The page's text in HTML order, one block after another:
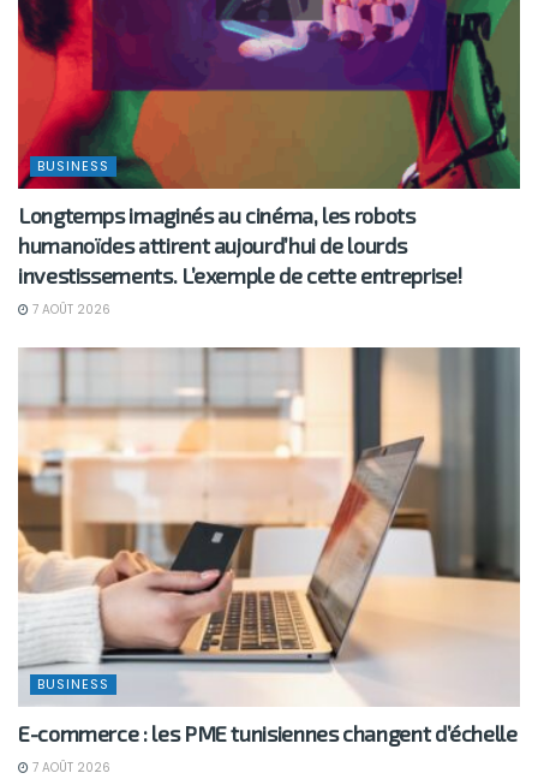
BUSINESS
Longtemps imaginés au cinéma, les robots
humanoïdes attirent aujourd’hui de lourds
investissements. L’exemple de cette entreprise!
7 AOÛT 2026
BUSINESS
E-commerce : les PME tunisiennes changent d’échelle
7 AOÛT 2026